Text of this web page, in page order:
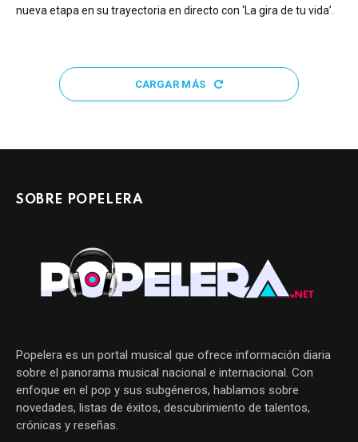
nueva etapa en su trayectoria en directo con ‘La gira de tu vida’.
CARGAR MÁS
SOBRE POPELERA
Popelera es un portal musical que ofrece información diaria
sobre el panorama musical nacional e internacional. Con
enfoque en el pop y sus subgéneros, hablamos sobre
novedades, listas de éxitos, descubrimiento de talentos,
crónicas y reseñas.